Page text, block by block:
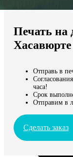
Мы доставляем по
Продолжить без
Печать на
Хасавюрте
Отправь в
часа!
Срок
Отправим в
Сделать заказ